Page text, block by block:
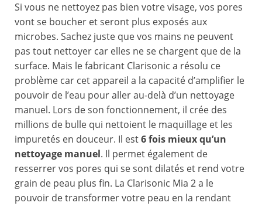
Si vous ne nettoyez pas bien votre visage, vos pores
vont se boucher et seront plus exposés aux
microbes. Sachez juste que vos mains ne peuvent
pas tout nettoyer car elles ne se chargent que de la
surface. Mais le fabricant Clarisonic a résolu ce
problème car cet appareil a la capacité d’amplifier le
pouvoir de l’eau pour aller au-delà d’un nettoyage
manuel. Lors de son fonctionnement, il crée des
millions de bulle qui nettoient le maquillage et les
impuretés en douceur. Il est6 fois mieux qu’un
nettoyage manuel. Il permet également de
resserrer vos pores qui se sont dilatés et rend votre
grain de peau plus fin. La Clarisonic Mia 2 a le
pouvoir de transformer votre peau en la rendant